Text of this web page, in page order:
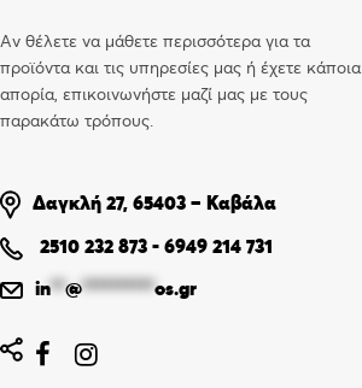
Αν θέλετε να μάθετε περισσότερα για τα
προϊόντα και τις υπηρεσίες μας ή έχετε κάποια
απορία, επικοινωνήστε μαζί μας με τους
παρακάτω τρόπους.
Δαγκλή 27, 65403 – Καβάλα
2510 232 873 - 6949 214 731
in**@**********os.gr
 